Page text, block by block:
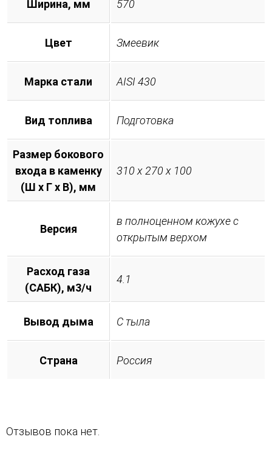
Ширина, мм 570
Цвет Змеевик
Марка стали AISI 430
Вид топлива Подготовка
Размер бокового
входа в каменку
(Ш х Г х В), мм
310 х 270 х 100
Версия
в полноценном кожухе с
открытым верхом
Расход газа
(САБК), м3/ч
4.1
Вывод дыма С тыла
Страна Россия
Отзывов пока нет.